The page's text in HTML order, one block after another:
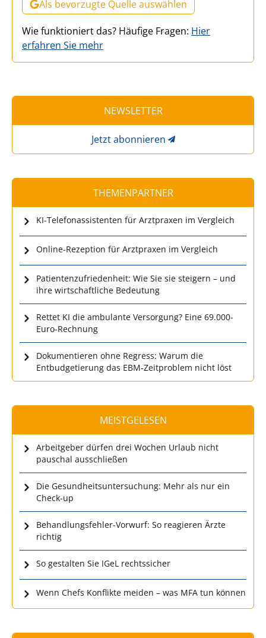
Als bevorzugte Quelle auswählen
Wie funktioniert das? Häufige Fragen: Hier
erfahren Sie mehr
NEWSLETTER
Jetzt abonnieren
THEMENPARTNER
KI-Telefonassistenten für Arztpraxen im Vergleich
Online-Rezeption für Arztpraxen im Vergleich
Patientenzufriedenheit: Wie Sie sie steigern – und
ihre wirtschaftliche Bedeutung
Rettet KI die ambulante Versorgung? Eine 69.000-
Euro-Rechnung
Dokumentieren ohne Regress: Warum die
Entbudgetierung das EBM-Zeitproblem nicht löst
MEISTGELESEN
Arbeitgeber dürfen drei Wochen Urlaub nicht
pauschal ausschließen
Die Gesundheitsuntersuchung: Mehr als nur ein
Check-up
Behandlungsfehler-Vorwurf: So reagieren Ärzte
richtig
So gestalten Sie IGeL rechtssicher
Wenn Chefs Konflikte meiden – was MFA tun können